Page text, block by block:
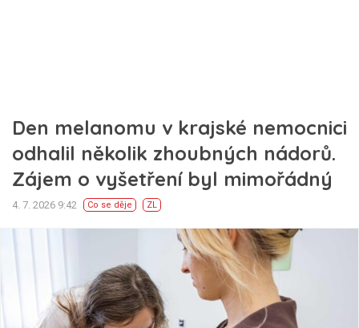
Den melanomu v krajské nemocnici
odhalil několik zhoubných nádorů.
Zájem o vyšetření byl mimořádný
4. 7. 2026 9:42 Co se děje ZL